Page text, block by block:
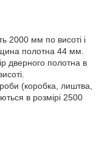
2000 мм по висоті і
полотна 44 мм.
дверного полотна в
(коробка, лиштва,
в розмірі 2500